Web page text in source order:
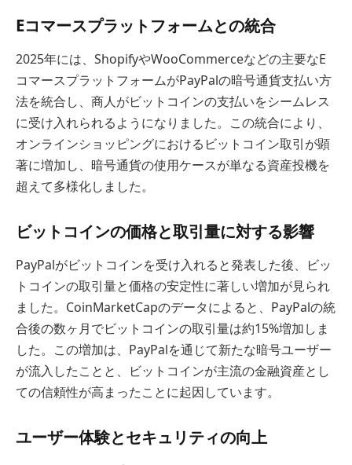
Eコマースプラットフォームとの統合
2025年には、ShopifyやWooCommerceなどの主要なE
コマースプラットフォームがPayPalの暗号通貨支払い方
法を統合し、商人がビットコインの支払いをシームレス
に受け入れられるようになりました。この統合により、
オンラインショッピングにおけるビットコイン取引が顕
著に増加し、暗号通貨の使用ケースが単なる資産投機を
超えて多様化しました。
ビットコインの価格と取引量に対する影響
PayPalがビットコインを受け入れると発表した後、ビッ
トコインの取引量と価格の安定性に著しい増加が見られ
ました。CoinMarketCapのデータによると、PayPalの統
合後の数ヶ月でビットコインの取引量は約15%増加しま
した。この増加は、PayPalを通じて新たな暗号ユーザー
が流入したことと、ビットコインが主流の金融資産とし
ての信頼性が高まったことに起因しています。
ユーザー体験とセキュリティの向上